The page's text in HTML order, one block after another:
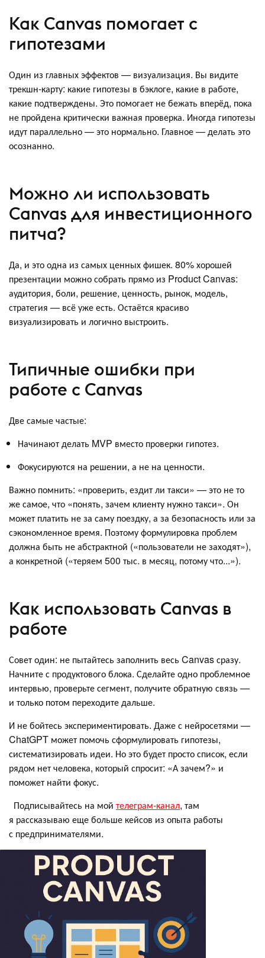
Как Canvas помогает с
гипотезами
Один из главных эффектов — визуализация. Вы видите
трекшн-карту: какие гипотезы в бэклоге, какие в работе,
какие подтверждены. Это помогает не бежать вперёд, пока
не пройдена критически важная проверка. Иногда гипотезы
идут параллельно — это нормально. Главное — делать это
осознанно.
Можно ли использовать
Canvas для инвестиционного
питча?
Да, и это одна из самых ценных фишек. 80% хорошей
презентации можно собрать прямо из Product Canvas:
аудитория, боли, решение, ценность, рынок, модель,
стратегия — всё уже есть. Остаётся красиво
визуализировать и логично выстроить.
Типичные ошибки при
работе с Canvas
Две самые частые:
Начинают делать MVP вместо проверки гипотез.
Фокусируются на решении, а не на ценности.
Важно помнить: «проверить, ездит ли такси» — это не то
же самое, что «понять, зачем клиенту нужно такси». Он
может платить не за саму поездку, а за безопасность или за
сэкономленное время. Поэтому формулировка проблем
должна быть не абстрактной («пользователи не заходят»),
а конкретной («теряем 500 тыс. в месяц, потому что...»).
Как использовать Canvas в
работе
Совет один: не пытайтесь заполнить весь Canvas сразу.
Начните с продуктового блока. Сделайте одно проблемное
интервью, проверьте сегмент, получите обратную связь —
и только потом переходите дальше.
И не бойтесь экспериментировать. Даже с нейросетями —
ChatGPT может помочь сформулировать гипотезы,
систематизировать идеи. Но это будет просто список, если
рядом нет человека, который спросит: «А зачем?» и
поможет найти фокус.
Подписывайтесь на мой телеграм-канал, там
я рассказываю еще больше кейсов из опыта работы
с предпринимателями.